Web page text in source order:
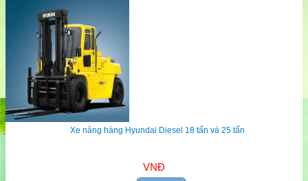
Xe nâng hàng Hyundai Diesel 18 tấn và 25 tấn
VNĐ